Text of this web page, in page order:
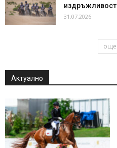
издръжливост
31.07.2026
още
Актуално